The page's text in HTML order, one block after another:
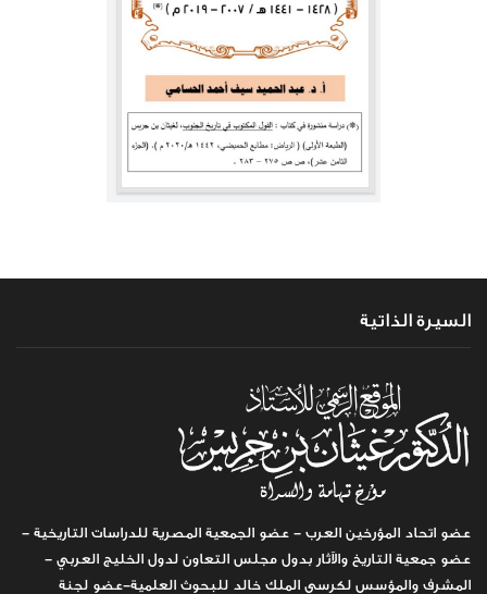
السيرة الذاتية
عضو اتحاد المؤرخين العرب - عضو الجمعية المصرية للدراسات التاريخية -
عضو جمعية التاريخ والآثار بدول مجلس التعاون لدول الخليج العربي -
المشرف والمؤسس لكرسي الملك خالد للبحوث العلمية-عضو لجنة